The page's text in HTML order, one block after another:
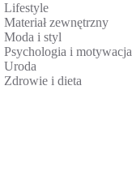
Lifestyle
Materiał zewnętrzny
Moda i styl
Psychologia i motywacja
Uroda
Zdrowie i dieta